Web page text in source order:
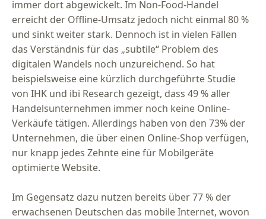
immer dort abgewickelt. Im Non-Food-Handel
erreicht der Offline-Umsatz jedoch nicht einmal 80 %
und sinkt weiter stark. Dennoch ist in vielen Fällen
das Verständnis für das „subtile“ Problem des
digitalen Wandels noch unzureichend. So hat
beispielsweise eine kürzlich durchgeführte Studie
von IHK und ibi Research gezeigt, dass 49 % aller
Handelsunternehmen immer noch keine Online-
Verkäufe tätigen. Allerdings haben von den 73% der
Unternehmen, die über einen Online-Shop verfügen,
nur knapp jedes Zehnte eine für Mobilgeräte
optimierte Website.
Im Gegensatz dazu nutzen bereits über 77 % der
erwachsenen Deutschen das mobile Internet, wovon